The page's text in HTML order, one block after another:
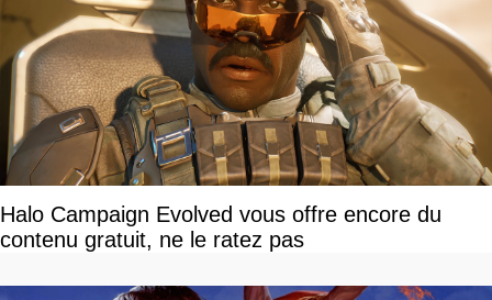
Halo Campaign Evolved vous offre encore du
contenu gratuit, ne le ratez pas